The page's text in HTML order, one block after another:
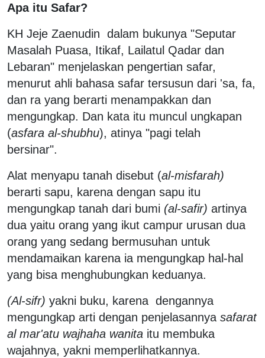
Apa itu Safar?
KH Jeje Zaenudin dalam bukunya "Seputar
Masalah Puasa, Itikaf, Lailatul Qadar dan
Lebaran" menjelaskan pengertian safar,
menurut ahli bahasa safar tersusun dari 'sa, fa,
dan ra yang berarti menampakkan dan
mengungkap. Dan kata itu muncul ungkapan
(asfara al-shubhu), atinya "pagi telah
bersinar".
Alat menyapu tanah disebut (al-misfarah)
berarti sapu, karena dengan sapu itu
mengungkap tanah dari bumi (al-safir) artinya
dua yaitu orang yang ikut campur urusan dua
orang yang sedang bermusuhan untuk
mendamaikan karena ia mengungkap hal-hal
yang bisa menghubungkan keduanya.
(Al-sifr) yakni buku, karena dengannya
mengungkap arti dengan penjelasannya safarat
al mar'atu wajhaha wanita itu membuka
wajahnya, yakni memperlihatkannya.